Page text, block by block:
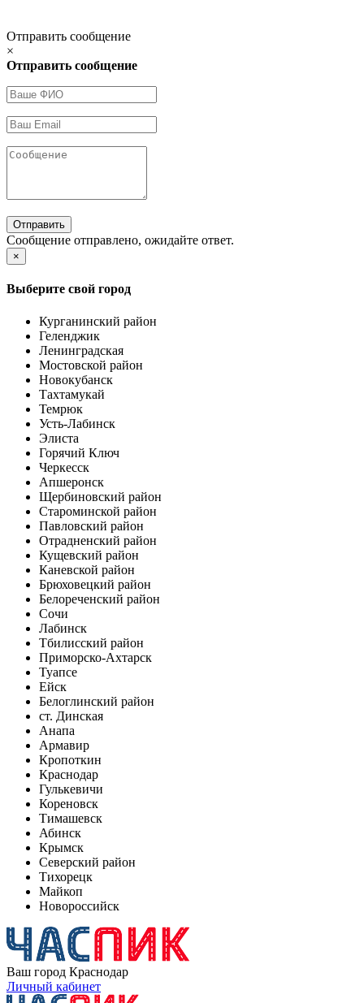
Отправить сообщение
×
Отправить сообщение
Отправить
Сообщение отправлено, ожидайте ответ.
×
Выберите свой город
Курганинский район
Геленджик
Ленинградская
Мостовской район
Новокубанск
Тахтамукай
Темрюк
Усть-Лабинск
Элиста
Горячий Ключ
Черкесск
Апшеронск
Щербиновский район
Староминской район
Павловский район
Отрадненский район
Кущевский район
Каневской район
Брюховецкий район
Белореченский район
Сочи
Лабинск
Тбилисский район
Приморско-Ахтарск
Туапсе
Ейск
Белоглинский район
ст. Динская
Анапа
Армавир
Кропоткин
Краснодар
Гулькевичи
Кореновск
Тимашевск
Абинск
Крымск
Северский район
Тихорецк
Майкоп
Новороссийск
Ваш город Краснодар
Личный кабинет